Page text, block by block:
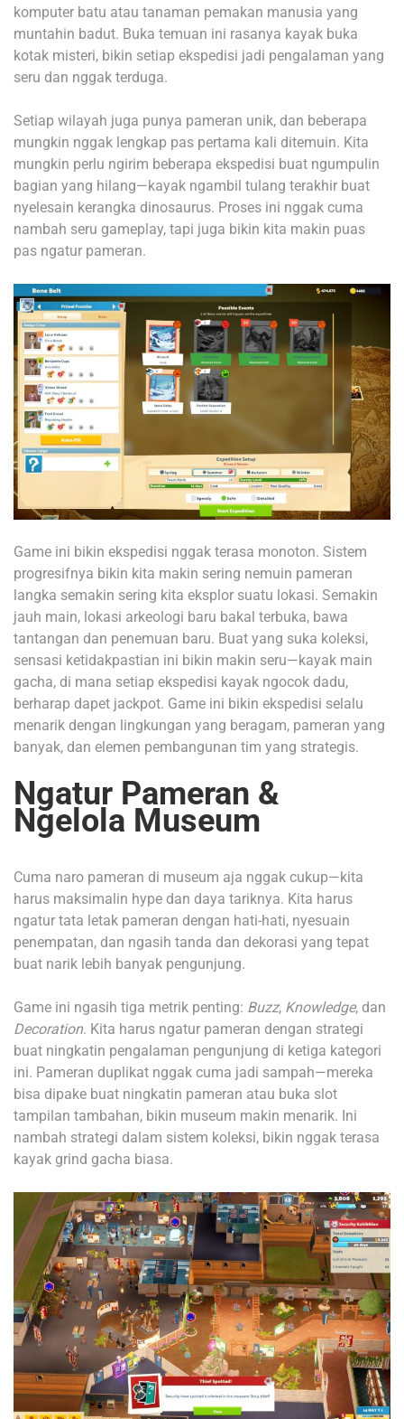
komputer batu atau tanaman pemakan manusia yang
muntahin badut. Buka temuan ini rasanya kayak buka
kotak misteri, bikin setiap ekspedisi jadi pengalaman yang
seru dan nggak terduga.
Setiap wilayah juga punya pameran unik, dan beberapa
mungkin nggak lengkap pas pertama kali ditemuin. Kita
mungkin perlu ngirim beberapa ekspedisi buat ngumpulin
bagian yang hilang—kayak ngambil tulang terakhir buat
nyelesain kerangka dinosaurus. Proses ini nggak cuma
nambah seru gameplay, tapi juga bikin kita makin puas
pas ngatur pameran.
Game ini bikin ekspedisi nggak terasa monoton. Sistem
progresifnya bikin kita makin sering nemuin pameran
langka semakin sering kita eksplor suatu lokasi. Semakin
jauh main, lokasi arkeologi baru bakal terbuka, bawa
tantangan dan penemuan baru. Buat yang suka koleksi,
sensasi ketidakpastian ini bikin makin seru—kayak main
gacha, di mana setiap ekspedisi kayak ngocok dadu,
berharap dapet jackpot. Game ini bikin ekspedisi selalu
menarik dengan lingkungan yang beragam, pameran yang
banyak, dan elemen pembangunan tim yang strategis.
Ngatur Pameran &
Ngelola Museum
Cuma naro pameran di museum aja nggak cukup—kita
harus maksimalin hype dan daya tariknya. Kita harus
ngatur tata letak pameran dengan hati-hati, nyesuain
penempatan, dan ngasih tanda dan dekorasi yang tepat
buat narik lebih banyak pengunjung.
Game ini ngasih tiga metrik penting: Buzz, Knowledge, dan
Decoration. Kita harus ngatur pameran dengan strategi
buat ningkatin pengalaman pengunjung di ketiga kategori
ini. Pameran duplikat nggak cuma jadi sampah—mereka
bisa dipake buat ningkatin pameran atau buka slot
tampilan tambahan, bikin museum makin menarik. Ini
nambah strategi dalam sistem koleksi, bikin nggak terasa
kayak grind gacha biasa.